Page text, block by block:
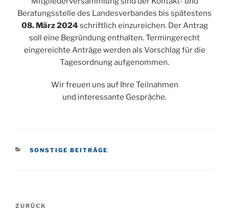
Beratungsstelle des Landesverbandes bis spätestens
08. März 2024 schriftlich einzureichen. Der Antrag
soll eine Begründung enthalten. Termingerecht
eingereichte Anträge werden als Vorschlag für die
Tagesordnung aufgenommen.
Wir freuen uns auf Ihre Teilnahmen
und interessante Gespräche.
KATEGORIEN
SONSTIGE BEITRÄGE
Beitragsnavigation
Vorheriger
ZURÜCK